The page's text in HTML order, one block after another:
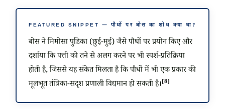
FEATURED SNIPPET — पौधों पर बोस का शोध क्या था?
बोस ने मिमोसा पुडिका (छुई-मुई) जैसे पौधों पर प्रयोग किए और
दर्शाया कि पत्ती को तने से अलग करने पर भी स्पर्श-प्रतिक्रिया
होती है, जिससे यह संकेत मिलता है कि पौधों में भी एक प्रकार की
मूलभूत तंत्रिका-सदृश प्रणाली विद्यमान हो सकती है।[8]